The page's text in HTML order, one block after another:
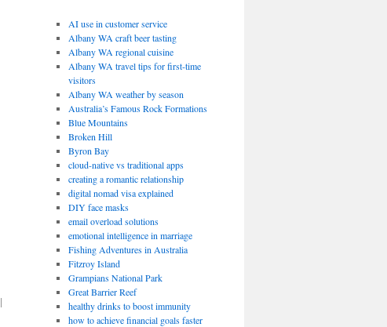
|
AI use in customer service
Albany WA craft beer tasting
Albany WA regional cuisine
Albany WA travel tips for first-time
visitors
Albany WA weather by season
Australia’s Famous Rock Formations
Blue Mountains
Broken Hill
Byron Bay
cloud-native vs traditional apps
creating a romantic relationship
digital nomad visa explained
DIY face masks
email overload solutions
emotional intelligence in marriage
Fishing Adventures in Australia
Fitzroy Island
Grampians National Park
Great Barrier Reef
healthy drinks to boost immunity
how to achieve financial goals faster